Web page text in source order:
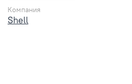
Компания
Shell